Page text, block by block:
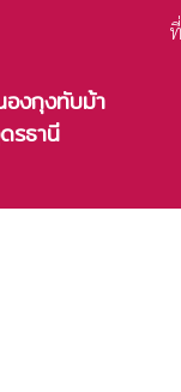
องกุงทับม้า
รธานี